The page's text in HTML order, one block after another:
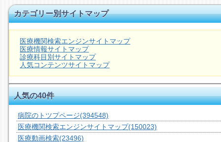
カテゴリー別サイトマップ
医療機関検索エンジンサイトマップ
医療情報サイトマップ
診療科目別サイトマップ
人気コンテンツサイトマップ
人気の40件
病院のトツプページ(394548)
医療機関検索エンジンサイトマップ(150023)
医療動画検索(23496)